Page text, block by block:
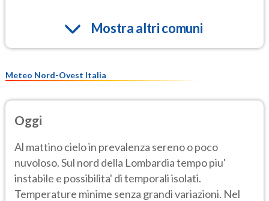
Mostra altri comuni
Meteo Nord-Ovest Italia
Oggi
Al mattino cielo in prevalenza sereno o poco
nuvoloso. Sul nord della Lombardia tempo piu'
instabile e possibilita' di temporali isolati.
Temperature minime senza grandi variazioni. Nel